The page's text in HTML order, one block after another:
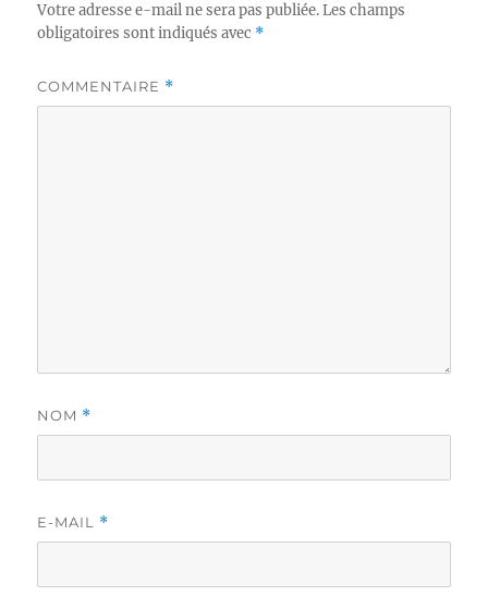
Votre adresse e-mail ne sera pas publiée. Les champs
obligatoires sont indiqués avec *
COMMENTAIRE *
NOM *
E-MAIL *